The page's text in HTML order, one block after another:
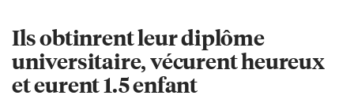
Ils obtinrent leur diplôme
universitaire, vécurent heureux
et eurent 1.5 enfant